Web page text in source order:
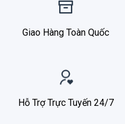
Giao Hàng Toàn Quốc
Hỗ Trợ Trực Tuyến 24/7